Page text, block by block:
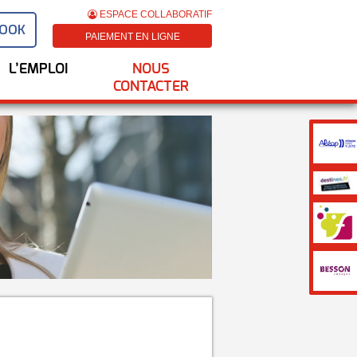
L’EMPLOI
NOUS
CONTACTER
ESPACE COLLABORATIF
PAIEMENT EN LIGNE